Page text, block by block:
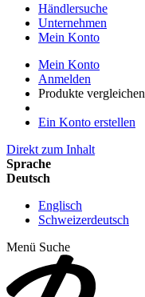
Händlersuche
Unternehmen
Mein Konto
Mein Konto
Anmelden
Produkte vergleichen
Ein Konto erstellen
Direkt zum Inhalt
Sprache
Deutsch
Englisch
Schweizerdeutsch
Menü Suche